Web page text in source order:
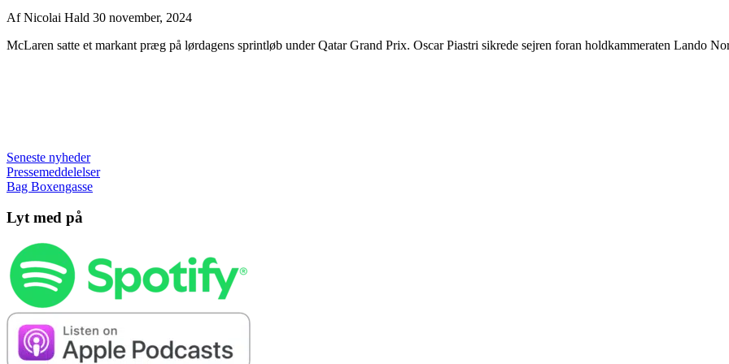
AfNicolai Hald 30 november, 2024
McLaren satte et markant præg på lørdagens sprintløb under Qatar Grand Prix. Oscar Piastri sikrede sejren foran holdkammeraten Lando
Seneste nyheder
Pressemeddelelser
Bag Boxengasse
Lyt med på